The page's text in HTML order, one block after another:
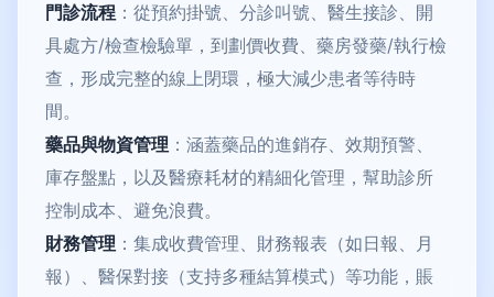
門診流程 ：從預約掛號、分診叫號、醫生接診、開
具處方/檢查檢驗單，到劃價收費、藥房發藥/執行檢
查，形成完整的線上閉環，極大減少患者等待時
間。
藥品與物資管理 ：涵蓋藥品的進銷存、效期預警、
庫存盤點，以及醫療耗材的精細化管理，幫助診所
控制成本、避免浪費。
財務管理 ：集成收費管理、財務報表（如日報、月
報）、醫保對接（支持多種結算模式）等功能，賬